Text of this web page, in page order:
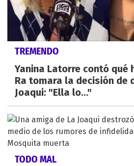
TREMENDO
Yanina Latorre contó qué
Ra tomara la decisión de
Joaqui: "Ella lo..."
TODO MAL